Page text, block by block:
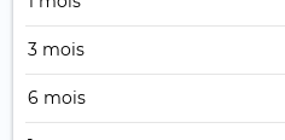
3 mois
6 mois